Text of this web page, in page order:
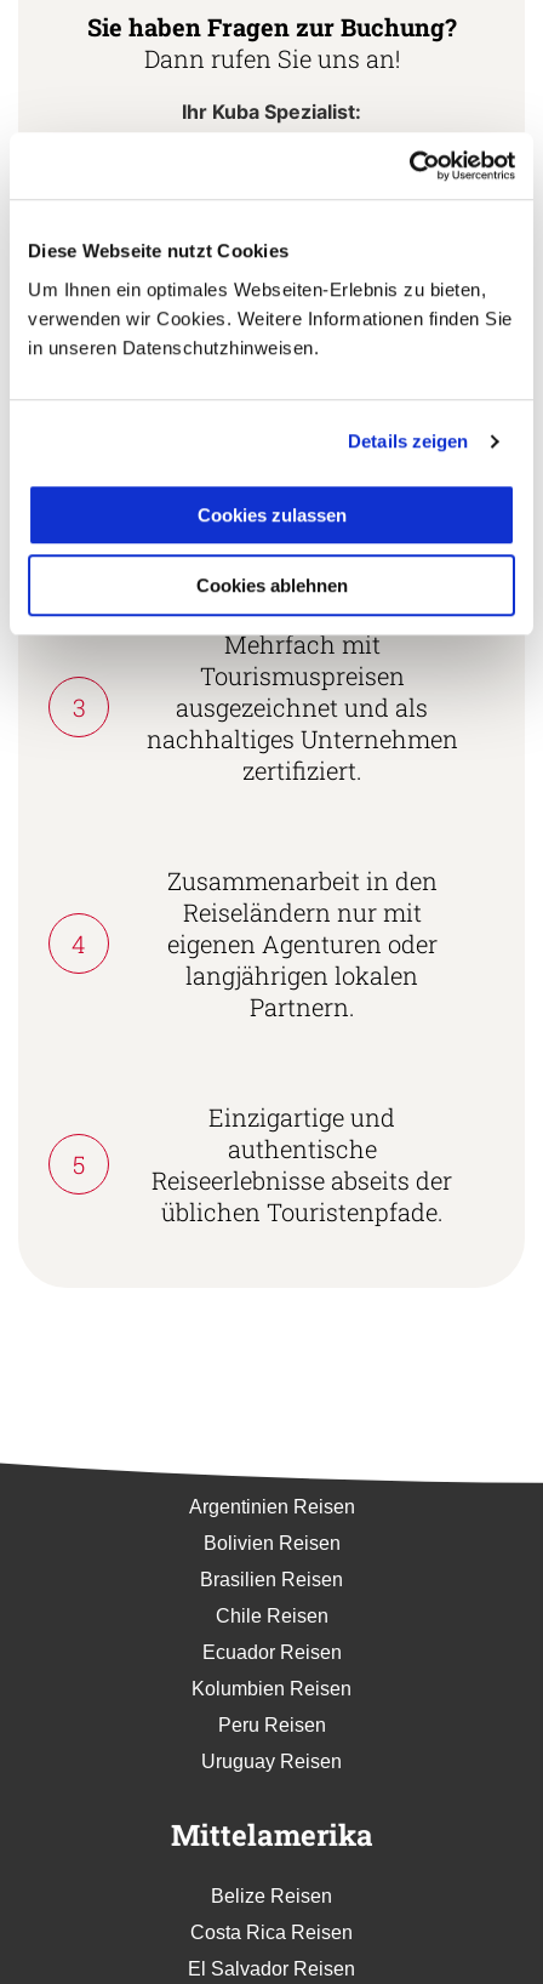
Diese Webseite nutzt Cookies
Um Ihnen ein optimales Webseiten-Erlebnis zu bieten,
verwenden wir Cookies. Weitere Informationen finden Sie
in unseren Datenschutzhinweisen.
Details zeigen
Cookies zulassen
Cookies ablehnen
Sie haben Fragen zur Buchung?
Dann rufen Sie uns an!
Ihr Kuba Spezialist:
5 Gründe warum Sie mit Ihrer Buchung bei uns
1
Fernreisespezialist mit über
25 Jahren Erfahrung!
vielgereiste
Länderspezialisten.
3
Mehrfach mit
Tourismuspreisen
ausgezeichnet und als
nachhaltiges Unternehmen
zertifiziert.
4
Zusammenarbeit in den
Reiseländern nur mit
eigenen Agenturen oder
langjährigen lokalen
Partnern.
5
Einzigartige und
authentische
Reiseerlebnisse abseits der
üblichen Touristenpfade.
Argentinien Reisen
Bolivien Reisen
Brasilien Reisen
Chile Reisen
Ecuador Reisen
Kolumbien Reisen
Peru Reisen
Uruguay Reisen
Mittelamerika
Belize Reisen
Costa Rica Reisen
El Salvador Reisen